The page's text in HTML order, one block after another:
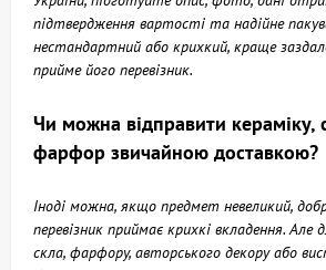
підтвердження вартості та надійне
нестандартний або крихкий, краще
прийме його перевізник.
Чи можна відправити кераміку,
фарфор звичайною доставкою?
Іноді можна, якщо предмет невеликий,
перевізник приймає крихкі вкладення. Але
скла, фарфору, авторського декору або